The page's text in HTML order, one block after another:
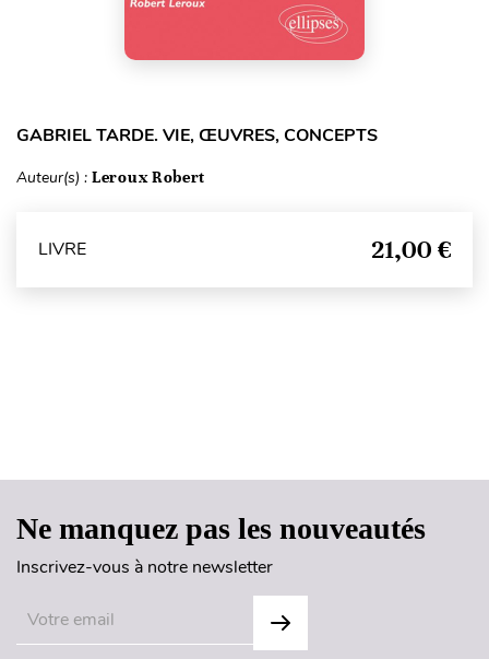
GABRIEL TARDE. VIE, ŒUVRES, CONCEPTS
Auteur(s) : Leroux Robert
LIVRE 21,00 €
Ne manquez pas les nouveautés
Inscrivez-vous à notre newsletter